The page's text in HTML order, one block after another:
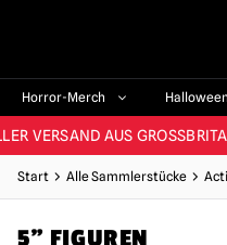
Horror-Merch Halloween
SORTIMENT IM
VERSAND AUS
JEDE WOCHE
Start Alle Sammlerstücke
5" FIGUREN